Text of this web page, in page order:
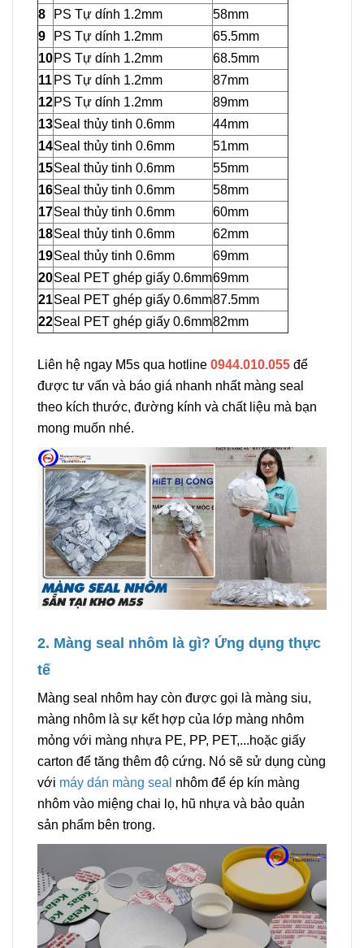
8
PS Tự dính 1.2mm
58mm
9
PS Tự dính 1.2mm
65.5mm
10PS Tự dính 1.2mm
68.5mm
11 PS Tự dính 1.2mm
87mm
12PS Tự dính 1.2mm
89mm
13Seal thủy tinh 0.6mm
44mm
14Seal thủy tinh 0.6mm
51mm
15Seal thủy tinh 0.6mm
55mm
16Seal thủy tinh 0.6mm
58mm
17Seal thủy tinh 0.6mm
60mm
18Seal thủy tinh 0.6mm
62mm
19Seal thủy tinh 0.6mm
69mm
20Seal PET ghép giấy 0.6mm69mm
21Seal PET ghép giấy 0.6mm87.5mm
22Seal PET ghép giấy 0.6mm82mm
Liên hệ ngay M5s qua hotline 0944.010.055 để
được tư vấn và báo giá nhanh nhất màng seal
theo kích thước, đường kính và chất liệu mà bạn
mong muốn nhé.
2. Màng seal nhôm là gì? Ứng dụng thực
tế
Màng seal nhôm hay còn được gọi là màng siu,
màng nhôm là sự kết hợp của lớp màng nhôm
mỏng với màng nhựa PE, PP, PET,...hoặc giấy
carton để tăng thêm độ cứng. Nó sẽ sử dụng cùng
với máy dán màng seal nhôm để ép kín màng
nhôm vào miệng chai lọ, hũ nhựa và bảo quản
sản phẩm bên trong.